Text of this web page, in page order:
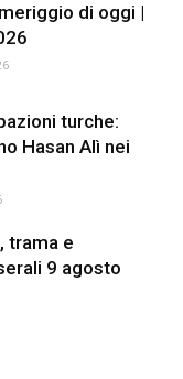
di oggi |
turche:
Hasan Alì nei
trama e
9 agosto